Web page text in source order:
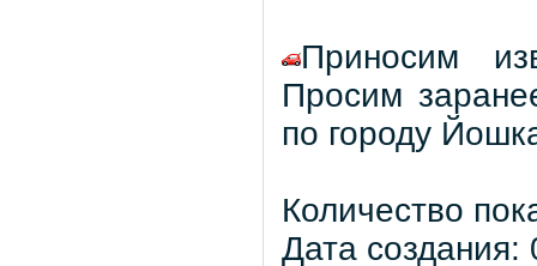
Приносим
Просим
по городу
Количество
Дата